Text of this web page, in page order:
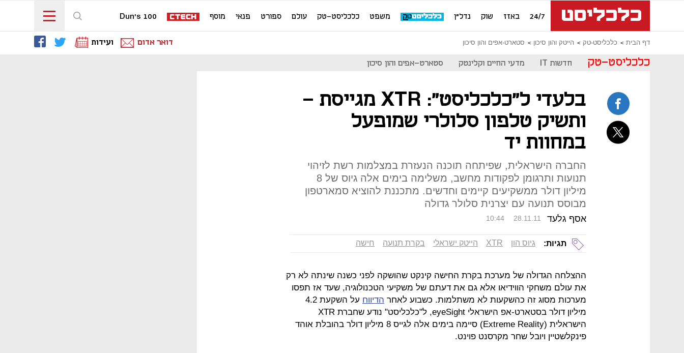
24/7 באזז שוק נדל"ן משפט כלכליסט-טק עולם ספורט פנאי מוסף Dun's 100
דף הבית כלכליסט-טק הייטק והון סיכון סטארט-אפים והון סיכון דואר אדום ועידות
כלכליסט-טק חדשות IT מדעי החיים וקלינטק סטארט-אפים והון סיכון
בלעדי ל"כלכליסט": XTR מגייסת -
ותשיק טלפון סלולרי שמופעל
במחוות יד
החברה הישראלית, שפיתחה תוכנה הנעזרת במצלמות רשת לזיהוי
תנועות ותרגומן לפקודות מחשב, משלימה בימים אלה גיוס של 8
מיליון דולר ממשקיעים קיימים וחדשים. מתכננת להוציא סמארטפון
מבוסס תנועה עם יצרנית סלולר גדולה
אסף גלעד 10:44 28.11.11
תגיות: גיוס הון XTR הייטק ישראלי בקרת תנועה חישה
ההצלחה הגדולה של מערכת בקרת החישה קינקט שהושקה לפני כשנה שינתה לא רק
את עולם משחקי הווידיאו אלא גם את דעתם של משקיעי הטכנולוגיה, שעד אז תפסו
מערכות מסוג זה כהשקעות לא משתלמות. כשבוע לאחר הדיווח
על השקעת 4.2
מיליון דולר בסטארט-אפ הישראלי eyeSight, ל"כלכליסט" נודע שחברת XTR
הישראלית (Extreme Reality) סיימה בימים אלה לגייס 8 מיליון דולר בהובלת אוהד
פינקלשטיין ויובל שחר מקרסנט פוינט.